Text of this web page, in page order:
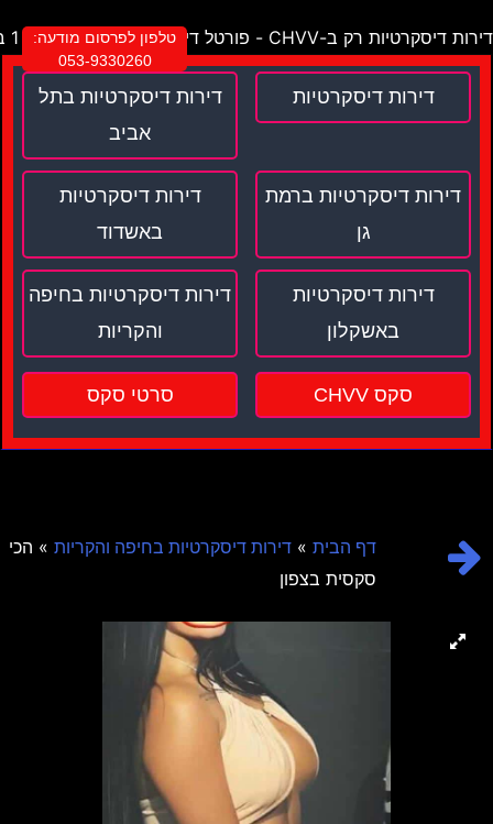
דירות דיסקרטיות רק ב-CHVV - פורטל דירות דיסקרטיות מספר 1 בישראל !
טלפון לפרסום מודעה:
053-9330260
דירות דיסקרטיות
דירות דיסקרטיות בתל
אביב
דירות דיסקרטיות ברמת
גן
דירות דיסקרטיות
באשדוד
דירות דיסקרטיות
באשקלון
דירות דיסקרטיות בחיפה
והקריות
סקס CHVV סרטי סקס
דף הבית» דירות דיסקרטיות בחיפה והקריות» הכי
סקסית בצפון